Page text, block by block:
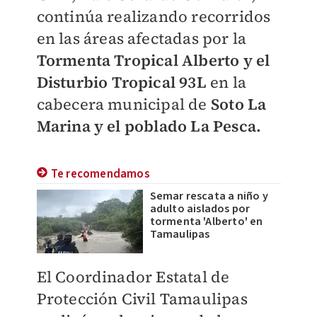
continúa realizando recorridos
en las áreas afectadas por la
Tormenta Tropical Alberto y el
Disturbio Tropical 93L en la
cabecera municipal de Soto La
Marina y el poblado La Pesca.
Te recomendamos
Semar rescata a niño y
adulto aislados por
tormenta 'Alberto' en
Tamaulipas
El Coordinador Estatal de
Protección Civil Tamaulipas